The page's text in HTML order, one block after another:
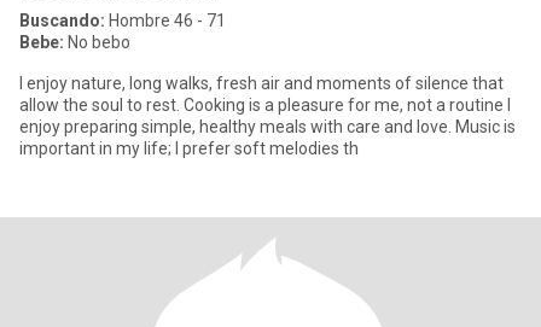
Buscando: Hombre 46 - 71
Bebe: No bebo
I enjoy nature, long walks, fresh air and moments of silence that
allow the soul to rest. Cooking is a pleasure for me, not a routine I
enjoy preparing simple, healthy meals with care and love. Music is
important in my life; I prefer soft melodies th